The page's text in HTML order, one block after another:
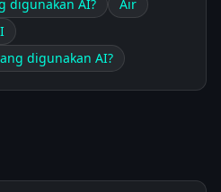
digunakan AI?
Air
digunakan AI?